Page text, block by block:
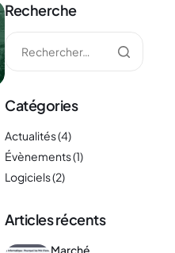
Recherche
Catégories
Actualités(4)
Évènements(1)
Logiciels(2)
Articles récents
Marché